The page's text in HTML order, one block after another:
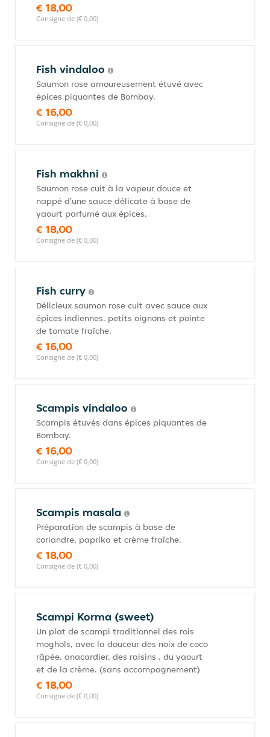
€ 18,00
Consigne de (€ 0,00)
Fish vindaloo
Saumon rose amoureusement étuvé avec
épices piquantes de Bombay.
€ 16,00
Consigne de (€ 0,00)
Fish makhni
Saumon rose cuit à la vapeur douce et
nappé d'une sauce délicate à base de
yaourt parfumé aux épices.
€ 18,00
Consigne de (€ 0,00)
Fish curry
Délicieux saumon rose cuit avec sauce aux
épices indiennes, petits oignons et pointe
de tomate fraîche.
€ 16,00
Consigne de (€ 0,00)
Scampis vindaloo
Scampis étuvés dans épices piquantes de
Bombay.
€ 16,00
Consigne de (€ 0,00)
Scampis masala
Préparation de scampis à base de
coriandre, paprika et crème fraîche.
€ 18,00
Consigne de (€ 0,00)
Scampi Korma (sweet)
Un plat de scampi traditionnel des rois
moghols, avec la douceur des noix de coco
râpée, anacardier, des raisins , du yaourt
et de la crème. (sans accompagnement)
€ 18,00
Consigne de (€ 0,00)